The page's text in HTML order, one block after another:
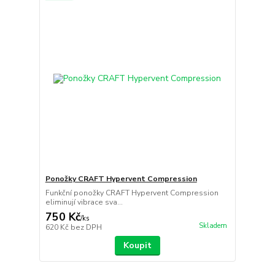
Ponožky CRAFT Hypervent Compression
Funkční ponožky CRAFT Hypervent Compression
eliminují vibrace sva...
750 Kč/ks
620 Kč bez DPH Skladem
Koupit